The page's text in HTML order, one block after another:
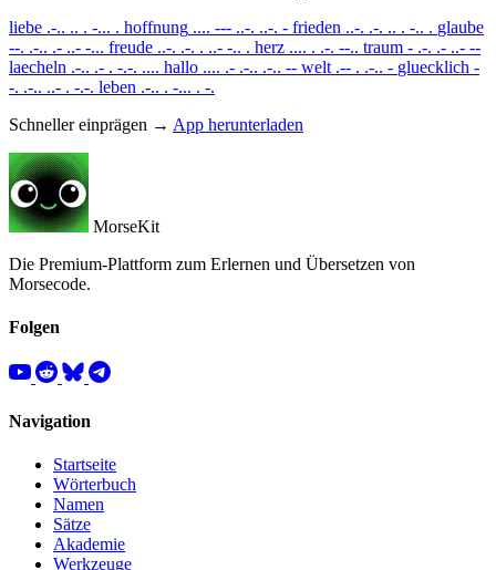
liebe .-.. .. . -... . hoffnung .... --- ..-. ..-. - frieden ..-. .-. .. . -.. . glaube
--. .-.. .- ..- -... freude ..-. .-. . ..- -.. . herz .... . .-. --.. traum - .-. .- ..- --
laecheln .-.. .- . -.-. .... hallo .... .- .-.. .-.. -- welt .-- . .-.. - gluecklich -
-. .-.. ..- . -.-. leben .-.. . -... . -.
Schneller einprägen → App herunterladen
MorseKit
Die Premium-Plattform zum Erlernen und Übersetzen von
Morsecode.
Folgen
Navigation
Startseite
Wörterbuch
Namen
Sätze
Akademie
Werkzeuge